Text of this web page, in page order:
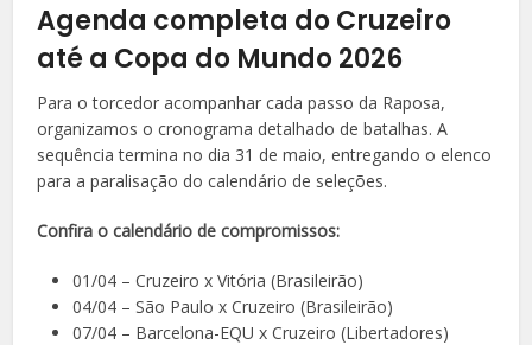
Agenda completa do Cruzeiro
até a Copa do Mundo 2026
Para o torcedor acompanhar cada passo da Raposa,
organizamos o cronograma detalhado de batalhas. A
sequência termina no dia 31 de maio, entregando o elenco
para a paralisação do calendário de seleções.
Confira o calendário de compromissos:
01/04 – Cruzeiro x Vitória (Brasileirão)
04/04 – São Paulo x Cruzeiro (Brasileirão)
07/04 – Barcelona-EQU x Cruzeiro (Libertadores)